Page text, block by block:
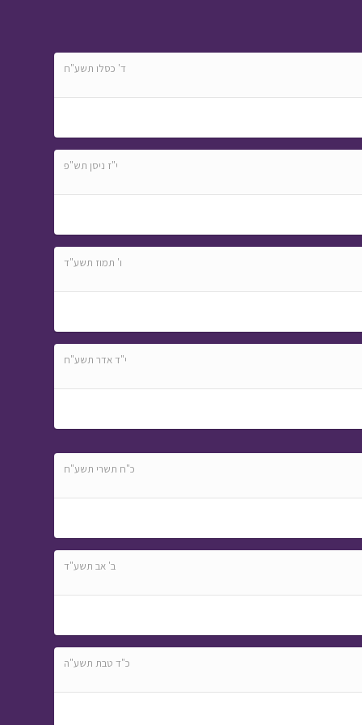
הסיפורים
• מתוך חג ומיוחד
שיר ופיוט - אדון
וקליפים
ד' כסלו תשע"ח
י"ז ניסן תש"פ
ו' תמוז תשע"ד
י"ד אדר תשע"ח
כ"ח תשרי תשע"ח
ב' אב תשע"ד
כ"ד טבת תשע"ה